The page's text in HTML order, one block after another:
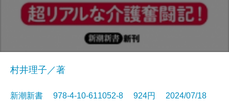
村井理子／著
新潮新書 978-4-10-611052-8 924円 2024/07/18